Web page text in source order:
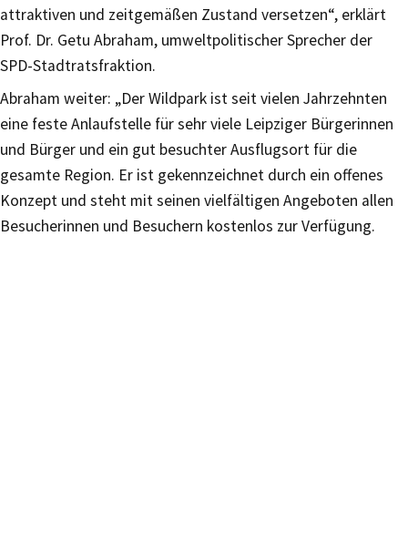
attraktiven und zeitgemäßen Zustand versetzen“, erklärt
Prof. Dr. Getu Abraham, umweltpolitischer Sprecher der
SPD-Stadtratsfraktion.
Abraham weiter: „Der Wildpark ist seit vielen Jahrzehnten
eine feste Anlaufstelle für sehr viele Leipziger Bürgerinnen
und Bürger und ein gut besuchter Ausflugsort für die
gesamte Region. Er ist gekennzeichnet durch ein offenes
Konzept und steht mit seinen vielfältigen Angeboten allen
Besucherinnen und Besuchern kostenlos zur Verfügung.